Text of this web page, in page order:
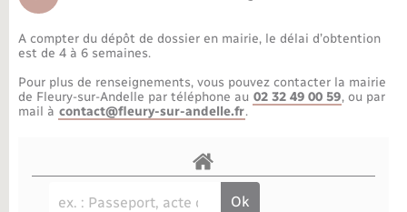
Parrainage civil
Recensement militaire
Petite enfance
Info jeunes
Associations
Bornes de recharge électrique
Travaux - Autorisation d’occupation de l’espace
public
Publications
Agenda
La Communauté de communes
A compter du dépôt de dossier en mairie, le délai d’obtention
est de 4 à 6 semaines.
Pour plus de renseignements, vous pouvez contacter la mairie
de Fleury-sur-Andelle par téléphone au 02 32 49 00 59, ou par
mail à contact@fleury-sur-andelle.fr.